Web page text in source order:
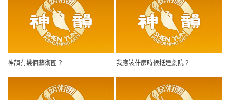
神韻有幾個藝術團？ 我應該什麼時候抵達劇院？